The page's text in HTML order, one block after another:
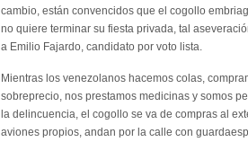
cambio, están convencidos que el cogollo
no quiere terminar su fiesta privada, tal
a Emilio Fajardo, candidato por voto lista.
Mientras los venezolanos hacemos colas,
sobreprecio, nos prestamos medicinas y somos
la delincuencia, el cogollo se va de compras al
aviones propios, andan por la calle con